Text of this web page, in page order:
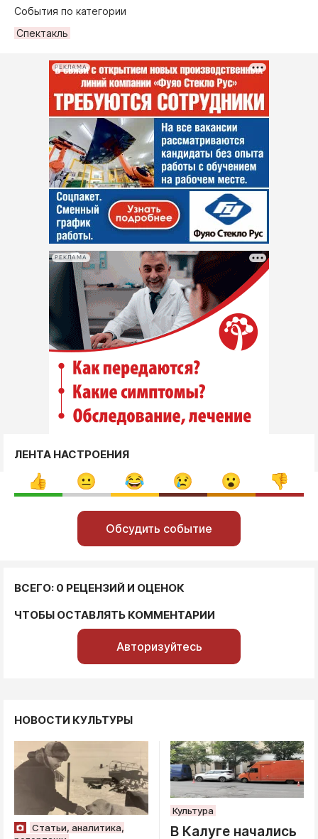
События по категории
Спектакль
РЕКЛАМА
РЕКЛАМА
ЛЕНТА НАСТРОЕНИЯ
Обсудить событие
ВСЕГО: 0 РЕЦЕНЗИЙ И ОЦЕНОК
ЧТОБЫ ОСТАВЛЯТЬ КОММЕНТАРИИ
Авторизуйтесь
НОВОСТИ КУЛЬТУРЫ
Статьи, аналитика,
Культура
В Калуге начались